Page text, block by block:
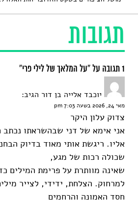
תגובות
1 תגובה על “על המלאך של לילי פרי”
יוכבד אלייה בן דור הגיב:
מאי 24, 2026 בשעה 7:03 pm
צדוק עלון היקר
אני אימא של דני שבהשראתו
אליו. ריגשת אותי מאוד בדיוק
שכולה רכות של מגע,
שאינה מוותרת על פרימת המילים
למרחוק. הצלחת, ידידי, לצייר
חסד האמונה והרחמים